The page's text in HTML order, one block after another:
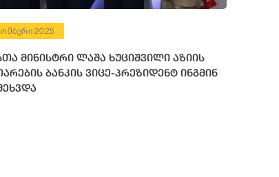
2025
მინისტრი ლაშა ხუციშვილი აზიის
ბანკის ვიცე-პრეზიდენტ ინგმინ